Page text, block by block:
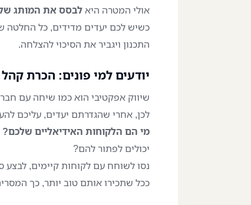
אולי המטרה היאלבסס את המותג
כשיש לכם יעדים מדידים, כל החלטה
התכנון ויגביר את הסיכוי להצלחה.
יודעים למי פונים: הכרת
שיווק אפקטיבי הוא כמו שיחה עם
לכן, אחרי שהגדרתם יעדים, עליכם
מי הם הלקוחות האידיאליים שלכם?
יכולים לפתור להם?
נסו לשוחח עם לקוחות קיימים, לבצע
ככל שתכירו אותם טוב יותר, כך